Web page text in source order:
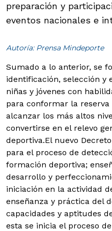
preparación y
eventos nacionales e
Autoría: Prensa Mindeporte
Sumado a lo anterior, se
identificación, selección y
niñas y jóvenes con
para conformar la
alcanzar los más altos
convertirse en el relevo
deportiva.El nuevo
para el proceso de
formación deportiva;
desarrollo y
iniciación en la actividad
enseñanza y práctica del
capacidades y aptitudes
esta se inicia el proceso